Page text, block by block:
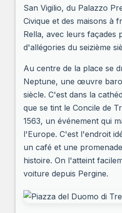
San Vigilio, du Palazzo
Civique et des maisons à
Rella, avec leurs façades
d'allégories du seizième
Au centre de la place se
Neptune, une œuvre
siècle. C'est dans la
que se tint le Concile de
1563, un événement qui
l'Europe. C'est l'endroit
un café et une
histoire. On l'atteint
voiture depuis Pergine.